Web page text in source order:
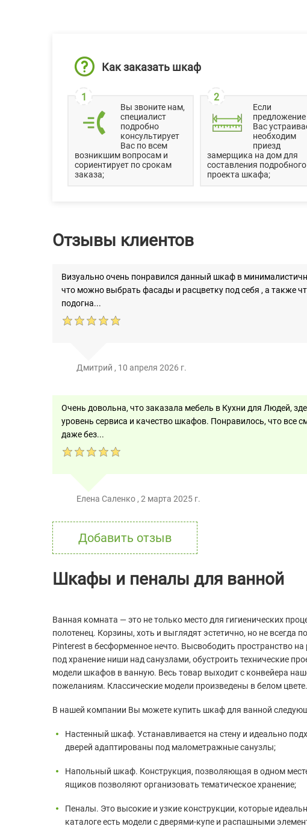
Как заказать шкаф
1
Вы звоните нам,
специалист
подробно
консультирует
Вас по всем
возникшим вопросам и
сориентирует по срокам
заказа;
2
Если
предложение
Вас
необходим
приезд
замерщика на дом для
составления подробного
проекта шкафа;
Отзывы клиентов
Визуально очень понравился данный шкаф в
что можно выбрать фасады и расцветку под себя , а также
подогна...
Дмитрий , 10 апреля 2026 г.
Очень довольна, что заказала мебель в Кухни для Людей,
уровень сервиса и качество шкафов. Понравилось, что все
даже без...
Елена Саленко , 2 марта 2025 г.
Добавить отзыв
Шкафы и пеналы для ванной
Ванная комната — это не только место для гигиенических
полотенец. Корзины, хоть и выглядят эстетично, но не
Pinterest в бесформенное нечто. Высвободить пространство
под хранение ниши над санузлами, обустроить технические
модели шкафов в ванную. Весь товар выходит с конвейера
пожеланиям. Классические модели произведены в белом цвете.
В нашей компании Вы можете купить шкаф для ванной
Настенный шкаф. Устанавливается на стену и идеально
дверей адаптированы под малометражные санузлы;
Напольный шкаф. Конструкция, позволяющая в одном
ящиков позволяют организовать тематическое хранение;
Пеналы. Это высокие и узкие конструкции, которые
каталоге есть модели с дверями-купе и распашными